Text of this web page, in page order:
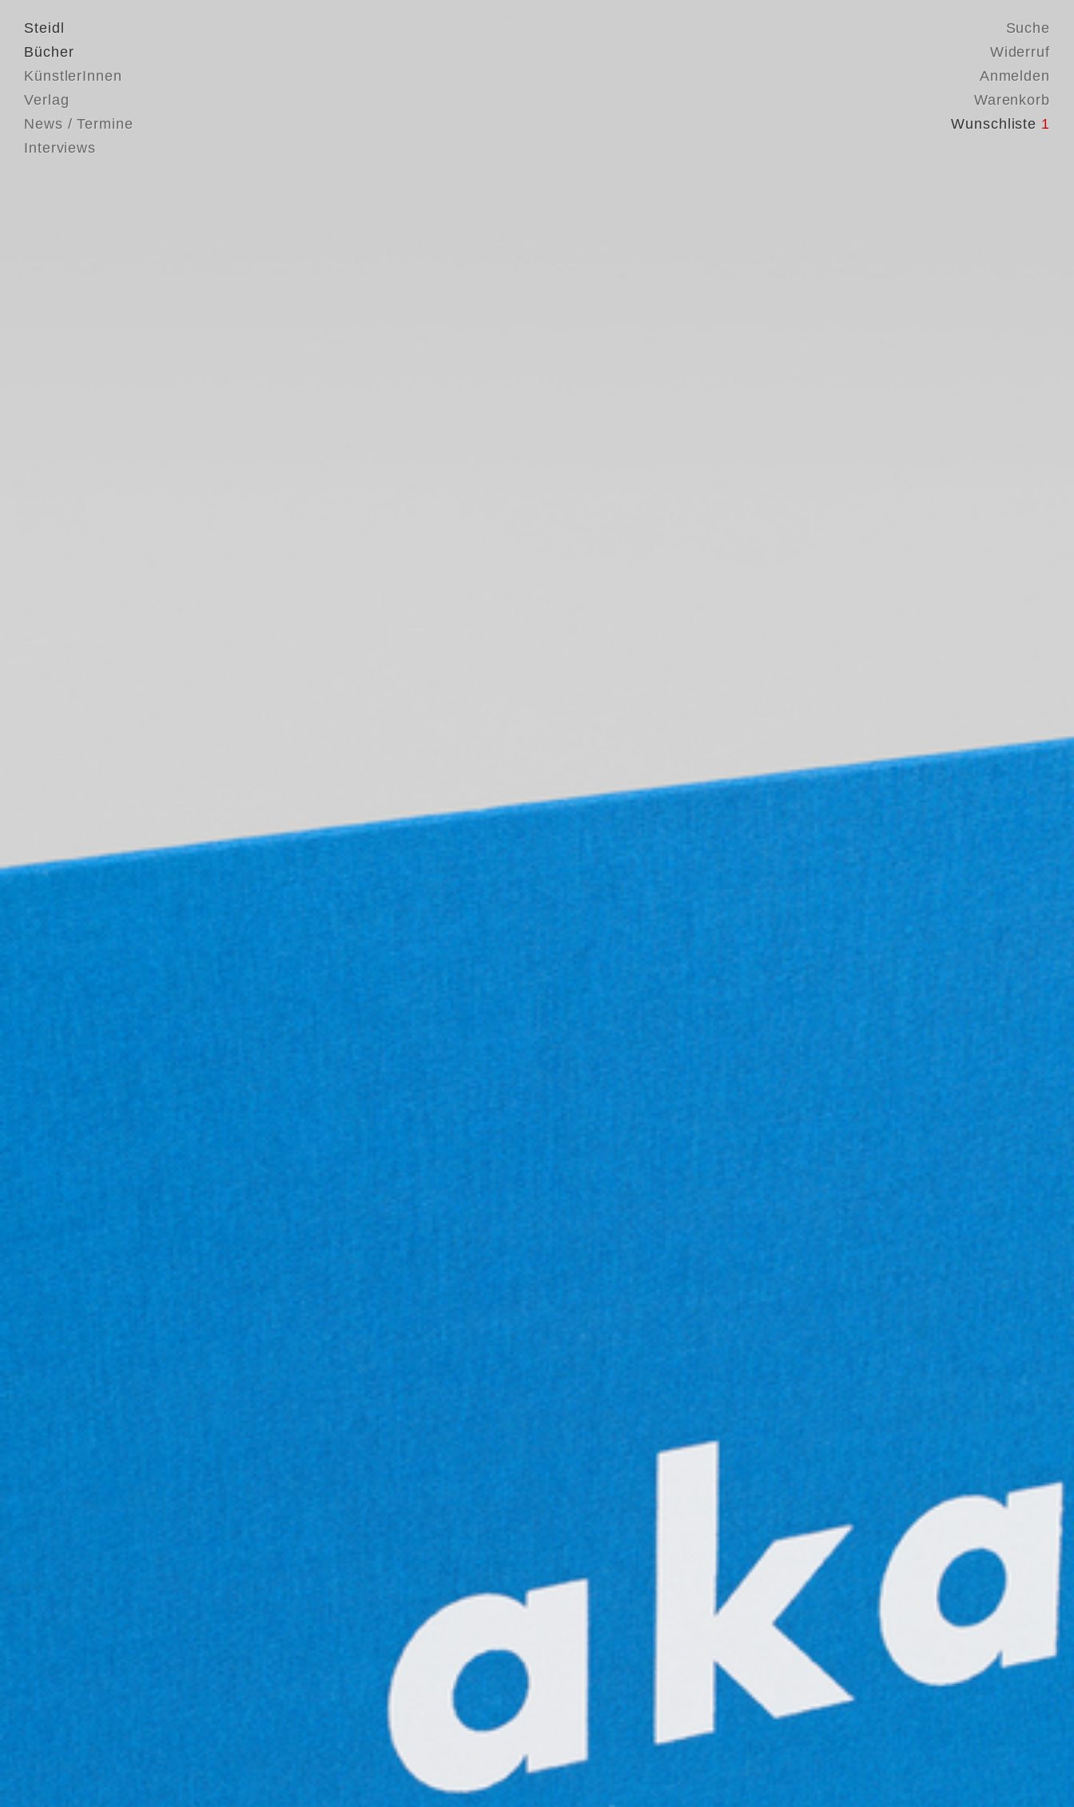
Steidl
Bücher
KünstlerInnen
Verlag
News / Termine
Interviews
Suche
Widerruf
Anmelden
Warenkorb
Wunschliste 1